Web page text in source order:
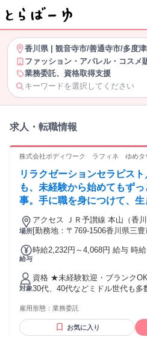
香川県| 観音寺市/善通寺市/多度
ファッション・アパレル・コスメ
業務委託、資格取得支援
キーワードを選択してください
求人・転職情報
株式会社ボディワーク ラフィネ ゆめタ
リラクゼーションセラピス
も、未経験から始めてもず
事。手に職を身につけて、生
場所
アクセス ＪＲ予讃線 本山（香
比地大徒歩約38分、ＪＲ予讃線
[勤務地：〒769-1506香川県三
給与
時給2,232円～4,068円 給与 時
対象
資格 ★未経験歓迎・ブランク
30代、40代などミドル世代も多数活
タッフも多数 ◆男女比 １：９ 女性が多め
も大歓迎！優遇します】 リラ
チ/整体専門店・接骨院・リフ
雇用形態： 業務委託
お気に入り